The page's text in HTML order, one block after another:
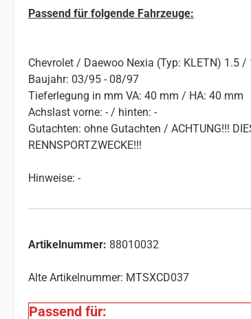
Passend für folgende Fahrzeuge:
Chevrolet / Daewoo Nexia (Typ: KLETN) 1.5 /
Baujahr: 03/95 - 08/97
Tieferlegung in mm VA: 40 mm / HA: 40 mm
Achslast vorne: - / hinten: -
Gutachten: ohne Gutachten / ACHTUNG!!!
RENNSPORTZWECKE!!!
Hinweise: -
Artikelnummer: 88010032
Alte Artikelnummer: MTSXCD037
Passend für: